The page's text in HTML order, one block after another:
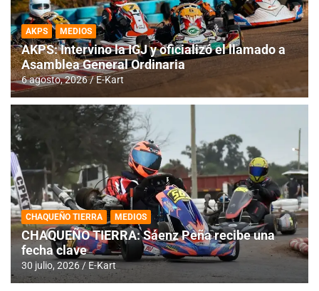
AKPS MEDIOS
AKPS: Intervino la IGJ y oficializó el llamado a
Asamblea General Ordinaria
6 agosto, 2026 E-Kart
CHAQUEÑO TIERRA MEDIOS
CHAQUEÑO TIERRA: Sáenz Peña recibe una
fecha clave
30 julio, 2026 E-Kart